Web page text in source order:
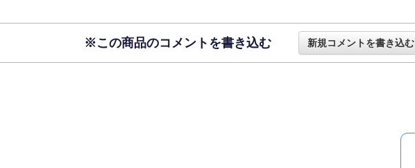
※この商品のコメントを書き込む 新規コメントを書き込む